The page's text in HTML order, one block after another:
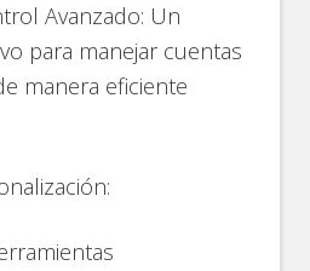
Avanzado: Un
para manejar cuentas
manera eficiente​